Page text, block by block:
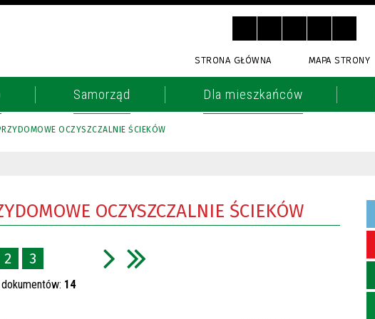
STRONA GŁÓWNA MAPA STRONY
Samorząd Dla mieszkańców
OCZYSZCZALNIE ŚCIEKÓW
OCZYSZCZALNIE ŚCIEKÓW
2 3
14